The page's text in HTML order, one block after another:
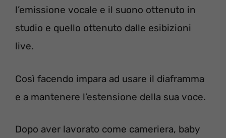
l’emissione vocale e il suono ottenuto in
studio e quello ottenuto dalle esibizioni
live.
Così facendo impara ad usare il diaframma
e a mantenere l’estensione della sua voce.
Dopo aver lavorato come cameriera, baby